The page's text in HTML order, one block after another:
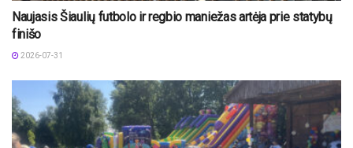
Naujasis Šiaulių futbolo ir regbio maniežas artėja prie statybų
finišo
2026-07-31